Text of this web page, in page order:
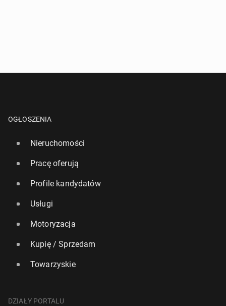
OGŁOSZENIA
Nieruchomości
Pracę oferują
Profile kandydatów
Usługi
Motoryzacja
Kupię / Sprzedam
Towarzyskie
DZIAŁY PORTALU